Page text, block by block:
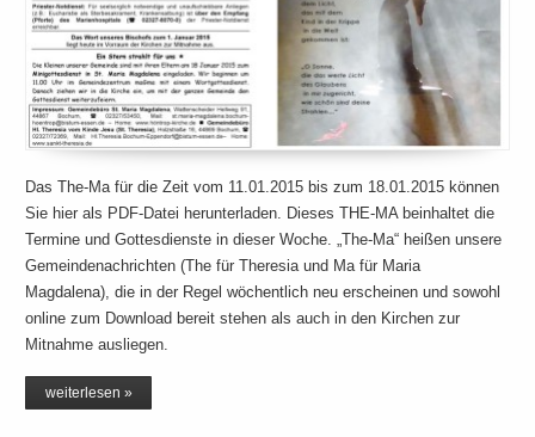
Das The-Ma für die Zeit vom 11.01.2015 bis zum 18.01.2015 können
Sie hier als PDF-Datei herunterladen. Dieses THE-MA beinhaltet die
Termine und Gottesdienste in dieser Woche. „The-Ma“ heißen unsere
Gemeindenachrichten (The für Theresia und Ma für Maria
Magdalena), die in der Regel wöchentlich neu erscheinen und sowohl
online zum Download bereit stehen als auch in den Kirchen zur
Mitnahme ausliegen.
weiterlesen »